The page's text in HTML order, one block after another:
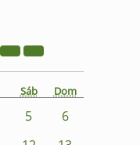
Sáb Dom
5
6